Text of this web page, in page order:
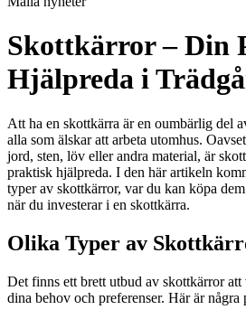
Skottkärror – Din
Hjälpreda i
Att ha en skottkärra är en oumbärlig del
alla som älskar att arbeta utomhus.
jord, sten, löv eller andra material, är
praktisk hjälpreda. I den här artikeln
typer av skottkärror, var du kan köpa
när du investerar i en skottkärra.
Olika Typer av
Det finns ett brett utbud av skottkärror att
dina behov och preferenser. Här är några